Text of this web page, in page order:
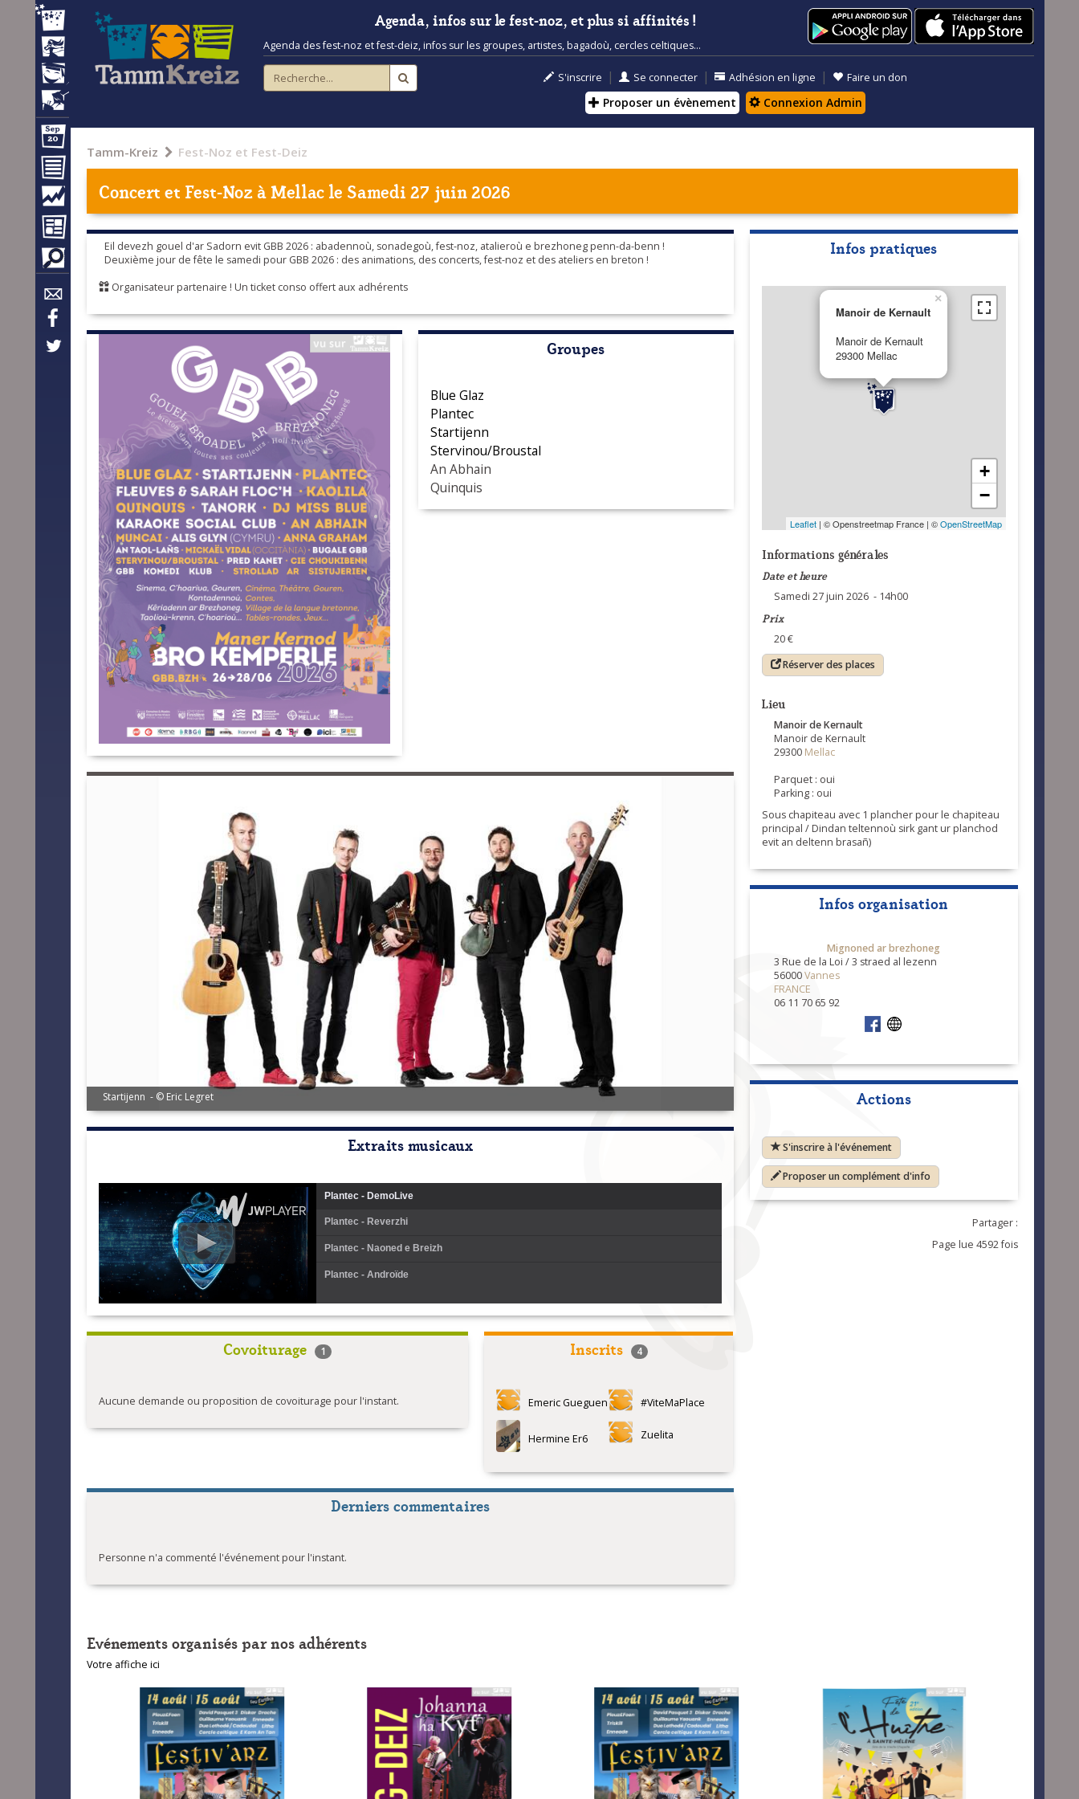
Agenda, infos sur le fest-noz, et plus si affinités !
Agenda des fest-noz et fest-deiz, infos sur les groupes, artistes, bagadoù, cercles celtiques...
S'inscrire | Se connecter | Adhésion en ligne | Faire un don
Proposer un évènement Connexion Admin
Tamm-Kreiz Fest-Noz et Fest-Deiz
Concert et Fest-Noz àMellacle Samedi 27 juin 2026
Eil devezh gouel d'ar Sadorn evit GBB 2026 : abadennoù, sonadegoù, fest-noz, atalieroù e brezhoneg penn-da-benn !
Deuxième jour de fête le samedi pour GBB 2026 : des animations, des concerts, fest-noz et des ateliers en breton !
Organisateur partenaire ! Un ticket conso offert aux adhérents
Groupes
Blue Glaz
Plantec
Startijenn
Stervinou/Broustal
An Abhain
Quinquis
Stervinou/Broustal - Eric LEGRET
Extraits musicaux
Plantec - DemoLive
Plantec - Reverzhi
Plantec - Naoned e Breizh
Plantec - Androïde
Covoiturage 1
Aucune demande ou proposition de covoiturage pour l'instant.
Inscrits 4
Emeric Gueguen
Hermine Er6
#ViteMaPlace
Zuelita
Derniers commentaires
Personne n'a commenté l'événement pour l'instant.
Infos pratiques
Manoir de Kernault
Manoir de Kernault
29300 Mellac
×
+
−
Leaflet| © Openstreetmap France | ©OpenStreetMap
Informations générales
Date et heure
Samedi 27 juin 2026 - 14h00
Prix
20 €
Réserver des places
Lieu
Manoir de Kernault
Manoir de Kernault
29300 Mellac
Parquet : oui
Parking : oui
Sous chapiteau avec 1 plancher pour le chapiteau
principal / Dindan teltennoù sirk gant ur planchod
evit an deltenn brasañ)
Infos organisation
Mignoned ar brezhoneg
3 Rue de la Loi / 3 straed al lezenn
56000Vannes
FRANCE
06 11 70 65 92
Actions
S'inscrire à l'événement
Proposer un complément d'info
Partager :
Page lue 4592 fois
Evénements organisés par nos adhérents
Votre affiche ici